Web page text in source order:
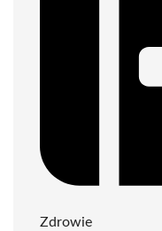
Zdrowie